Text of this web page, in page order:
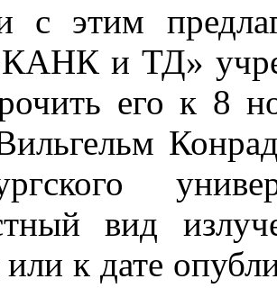
с этим
и ТД»
его к 8
вид
к дате